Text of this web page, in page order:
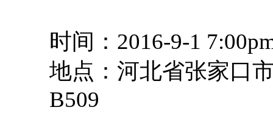
时间：2016-9-1
地点：河北省张家口
B509